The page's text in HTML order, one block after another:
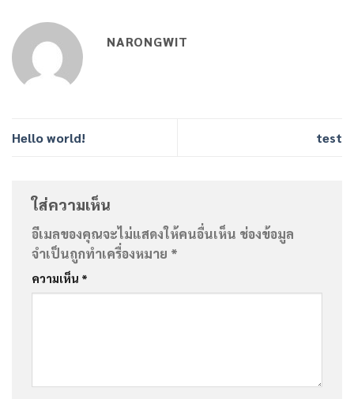
NARONGWIT
Hello world! test
ใส่ความเห็น
อีเมลของคุณจะไม่แสดงให้คนอื่นเห็น ช่องข้อมูล
จำเป็นถูกทำเครื่องหมาย *
ความเห็น *